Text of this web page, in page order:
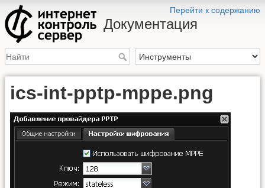
Перейти к содержанию
Документация
ics-int-pptp-mppe.png